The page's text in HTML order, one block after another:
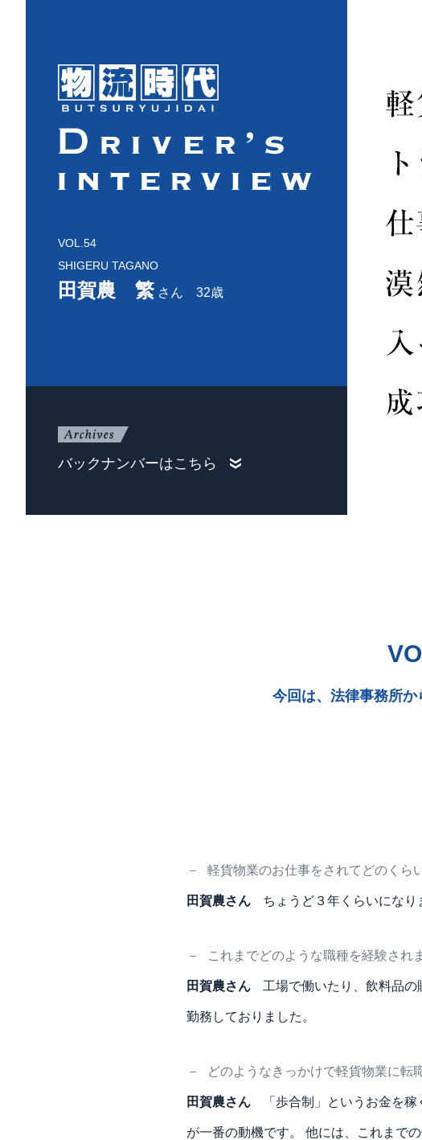
VOL.54
SHIGERU TAGANO
田賀農 繁 さん 32歳
バックナンバーはこちら
今回は、法律事務所か
－ 軽貨物業のお仕事をされてどのくら
田賀農さん ちょうど３年くらいになり
－ これまでどのような職種を経験され
田賀農さん 工場で働いたり、飲料品
勤務しておりました。
－ どのようなきっかけで軽貨物業に転
田賀農さん 「歩合制」というお金を
が一番の動機です。 他には、これまで